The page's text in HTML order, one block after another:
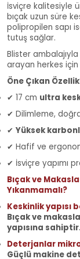
İsviçre kalitesiyle
bıçak uzun süre
polipropilen sapı
tutuş sağlar.
Blister
arayan herkes
Öne Çıkan
✔ 17 cm ultra
✔ Dilimleme,
✔ Yüksek
✔ Hafif ve
✔ İsviçre yapımı
Bıçak ve
Yıkanmamalı?
Keskinlik yapısı
Bıçak ve
yapısına
Deterjanlar
Güçlü makine